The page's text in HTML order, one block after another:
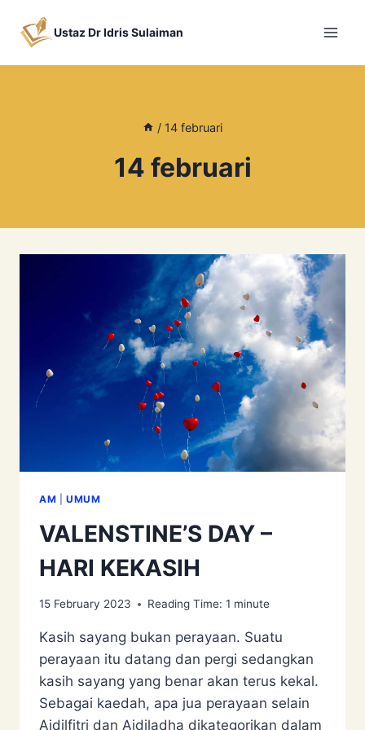
Ustaz Dr Idris Sulaiman
/ 14 februari
14 februari
AM UMUM
VALENSTINE’S DAY –
HARI KEKASIH
15 February 2023 Reading Time: 1 minute
Kasih sayang bukan perayaan. Suatu
perayaan itu datang dan pergi sedangkan
kasih sayang yang benar akan terus kekal.
Sebagai kaedah, apa jua perayaan selain
Aidilfitri dan Aidiladha dikategorikan dalam